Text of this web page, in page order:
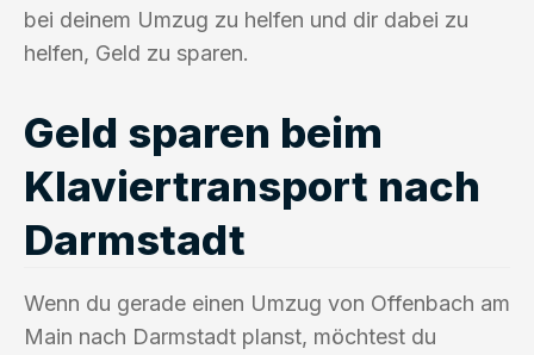
bei deinem Umzug zu helfen und dir dabei zu
helfen, Geld zu sparen.
Geld sparen beim
Klaviertransport nach
Darmstadt
Wenn du gerade einen Umzug von Offenbach am
Main nach Darmstadt planst, möchtest du